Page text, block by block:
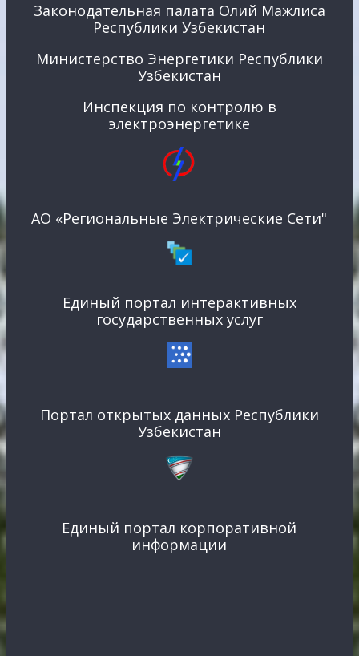
Законодательная палата Олий Мажлиса
Республики Узбекистан
Министерство Энергетики Республики
Узбекистан
Инспекция по контролю в
электроэнергетике
АО «Региональные Электрические Сети"
Единый портал интерактивных
государственных услуг
Портал открытых данных Республики
Узбекистан
Единый портал корпоративной
информации